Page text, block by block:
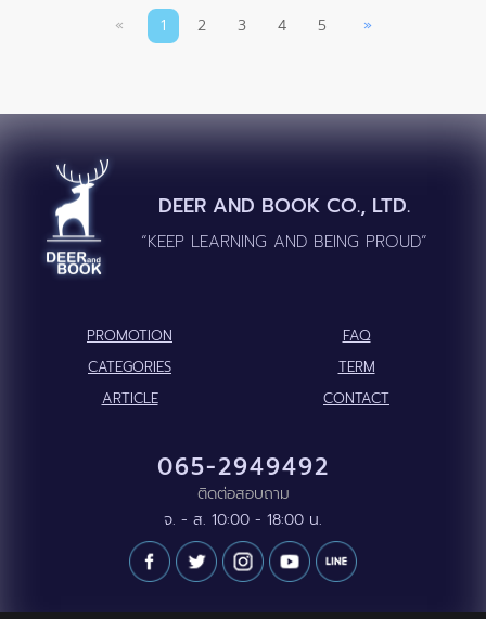
« 1 2 3 4 5 »
DEER AND BOOK CO., LTD.
“KEEP LEARNING AND BEING PROUD”
PROMOTION
FAQ
CATEGORIES
TERM
ARTICLE
CONTACT
065-2949492
ติดต่อสอบถาม
จ. - ส. 10:00 - 18:00 น.